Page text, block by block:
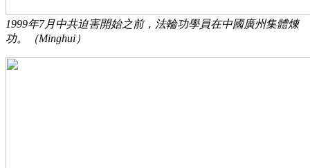
1999年7月中共迫害開始之前，法輪功學員在中國廣州集體煉
功。（Minghui）